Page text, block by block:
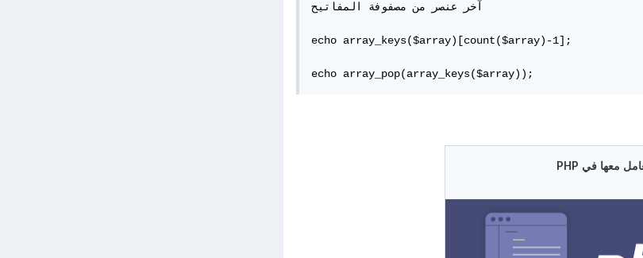
آخر عنصر من مصفوفة المفاتيح
echo array_keys($array)[count($array)-1];
echo array_pop(array_keys($array));